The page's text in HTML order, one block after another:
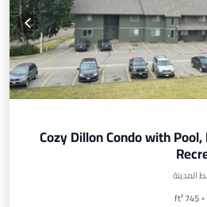
Cozy Dillon Condo with
745 ft²
/ تراس